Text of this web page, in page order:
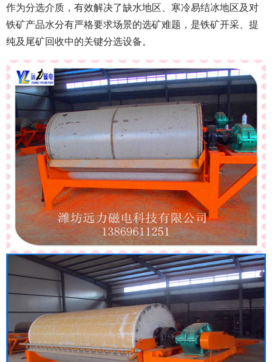
作为分选介质，有效解决了缺水地区、寒冷易结冰地区及对
铁矿产品水分有严格要求场景的选矿难题，是铁矿开采、提
纯及尾矿回收中的关键分选设备。